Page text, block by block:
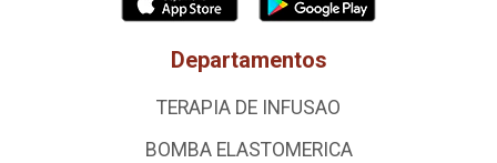
Departamentos
TERAPIA DE INFUSAO
BOMBA ELASTOMERICA